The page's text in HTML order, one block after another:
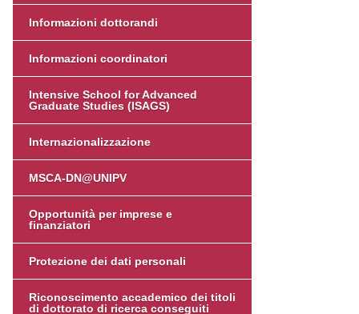
Informazioni dottorandi
Informazioni coordinatori
Intensive School for Advanced
Graduate Studies (ISAGS)
Internazionalizzazione
MSCA-DN@UNIPV
Opportunità per imprese e
finanziatori
Protezione dei dati personali
Riconoscimento accademico dei titoli
di dottorato di ricerca conseguiti